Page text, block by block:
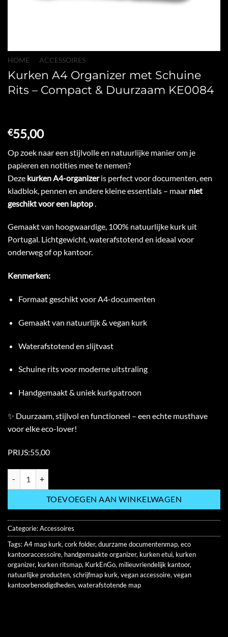
HOME ACCESSOIRES
Kurken A4 Organizer met Schuine
Rits – Compact & Duurzaam KE0084
€55,00
Op zoek naar een stijlvolle en natuurlijke manier om je
papieren en notities mee te nemen?
Deze kurken A4-organizeris perfect voor documenten, een
kladblok, pennen en andere kleine essentials – maar niet
geschikt voor een laptop
Gemaakt van hoogwaardige, 100% natuurlijke kurk uit
Portugal. Lichtgewicht, waterafstotend en ideaal voor
onderweg of op kantoor.
Kenmerken:
Formaat geschikt voor A4-documenten
Gemaakt van natuurlijk & vegan kurk
Waterafstotend en slijtvast
Schuine rits voor moderne uitstraling
Handgemaakt & uniek kurkpatroon
✨ Duurzaam, stijlvol en functioneel – een echte musthave
voor elke eco-lover!
PRIJS:55,00
TOEVOEGEN AAN WINKELWAGEN
Categorie:Accessoires
Tags:A4 map kurk, cork folder, duurzame documentenmap, eco
kantooraccessoire, handgemaakte organizer, kurken etui, kurken
organizer, kurken ritsmap, KurkEnGo, milieuvriendelijk kantoor,
natuurlijke producten, schrijfmap kurk, vegan accessoire, vegan
kantoorbenodigdheden, waterafstotende map